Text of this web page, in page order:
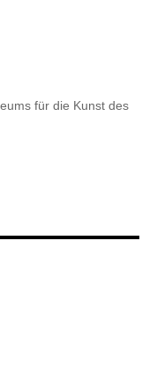
für die Kunst des